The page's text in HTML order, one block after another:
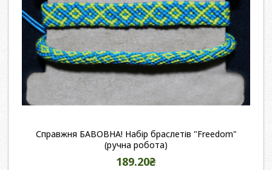
Справжня БАВОВНА! Набір браслетів "Freedom"
(ручна робота)
189.20₴